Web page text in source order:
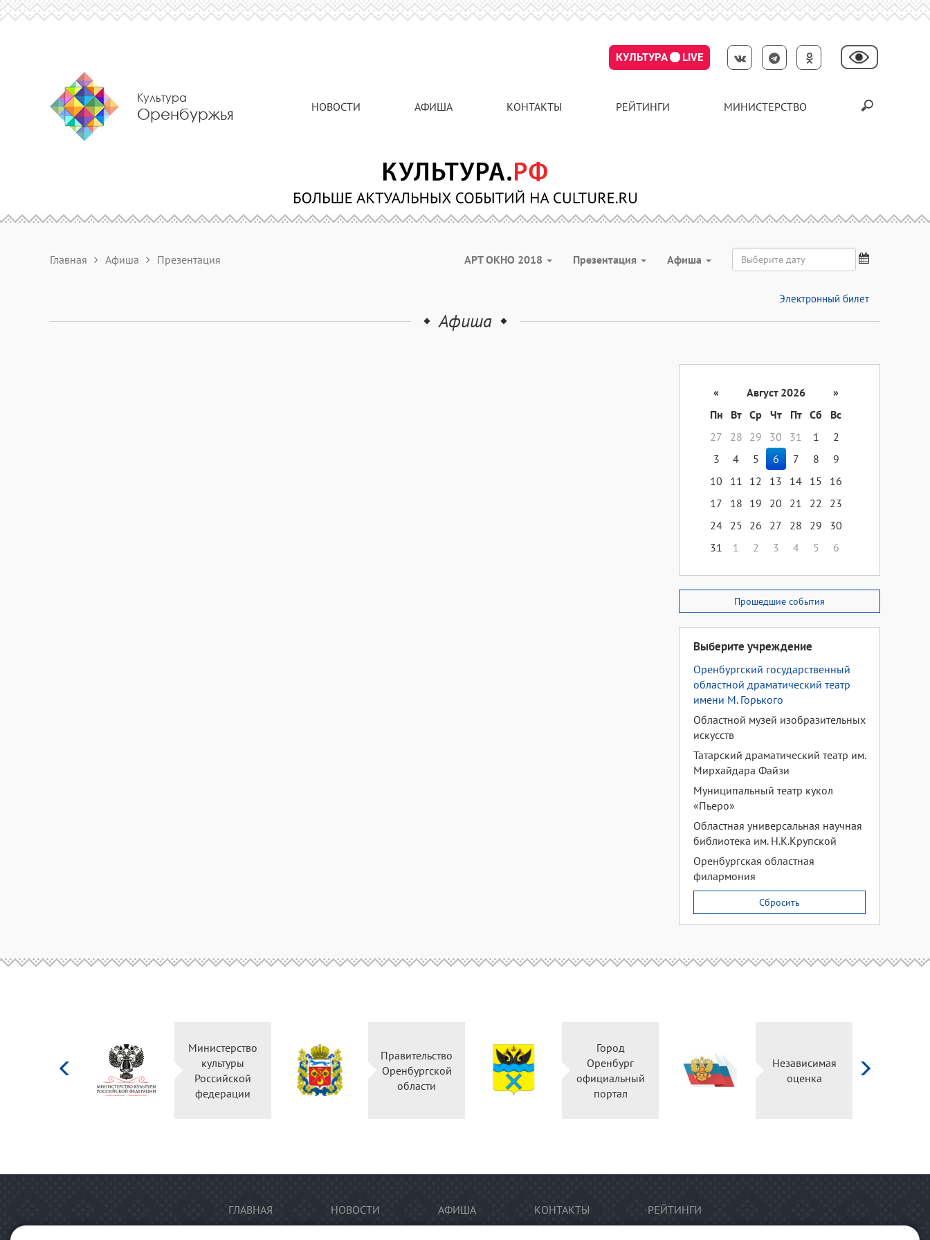
КУЛЬТУРА LIVE
Культура
Оренбуржья НОВОСТИ АФИША КОНТАКТЫ РЕЙТИНГИ МИНИСТЕРСТВО
Главная Афиша Презентация АРТ ОКНО 2018 Презентация Aфиша
Электронный билет
Афиша
« Август 2026
»
Пн
Вт Ср Чт Пт Сб
Вс
27
28 29 30 31 1
2
3
4 5 6 7 8
9
10
11 12 13 14 15
16
17
18 19 20 21 22
23
24 25 26 27 28 29
30
31
1 2 3 4 5 6
Прошедшие события
Выберите учреждение
Оренбургский государственный
областной драматический театр
имени М. Горького
Областной музей изобразительных
искусств
Татарский драматический театр им.
Мирхайдара Файзи
Муниципальный театр кукол
«Пьеро»
Областная универсальная научная
библиотека им. Н.К.Крупской
Оренбургская областная
филармония
Сбросить
Министерство
культуры
Российской
федерации
Правительство
Оренбургской
области
Город
Оренбург
официальный
портал
Независимая
оценка
ГЛАВНАЯ НОВОСТИ АФИША КОНТАКТЫ РЕЙТИНГИ